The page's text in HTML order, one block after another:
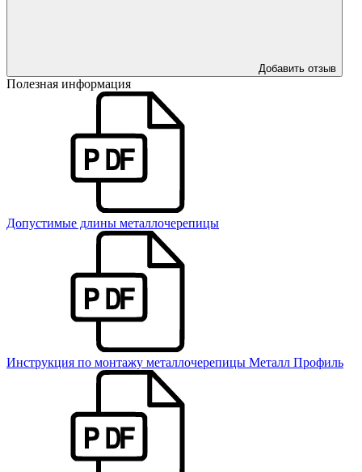
Добавить отзыв
Полезная информация
Допустимые длины металлочерепицы
Инструкция по монтажу металлочерепицы Металл Профиль